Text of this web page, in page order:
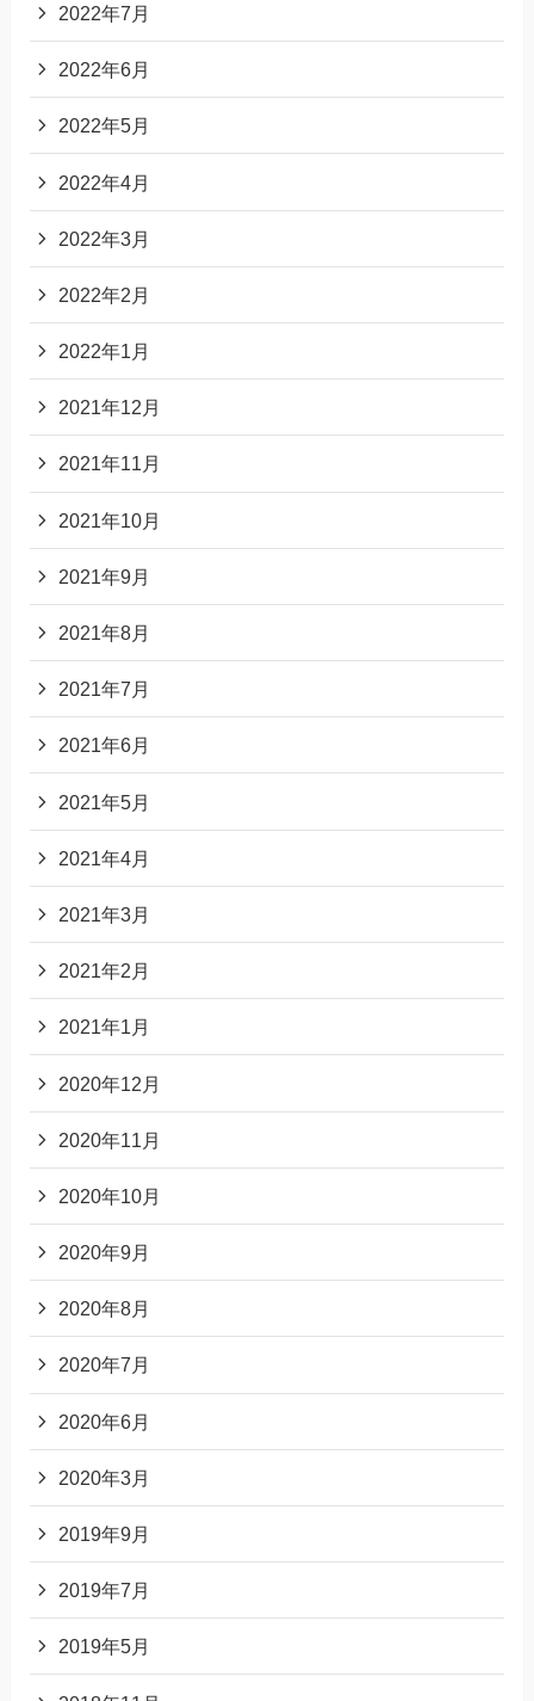
2022年7月
2022年6月
2022年5月
2022年4月
2022年3月
2022年2月
2022年1月
2021年12月
2021年11月
2021年10月
2021年9月
2021年8月
2021年7月
2021年6月
2021年5月
2021年4月
2021年3月
2021年2月
2021年1月
2020年12月
2020年11月
2020年10月
2020年9月
2020年8月
2020年7月
2020年6月
2020年3月
2019年9月
2019年7月
2019年5月